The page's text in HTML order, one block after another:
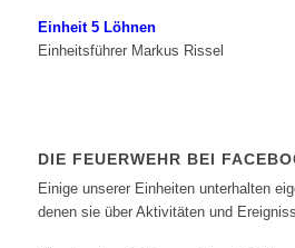
Einheit 5 Löhnen
Einheitsführer Markus Rissel
DIE FEUERWEHR BEI
Einige unserer Einheiten unterhalten
denen sie über Aktivitäten und